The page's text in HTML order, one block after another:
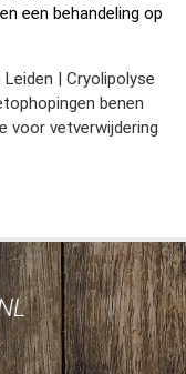
een behandeling op
| Cryolipolyse
benen
voor vetverwijdering